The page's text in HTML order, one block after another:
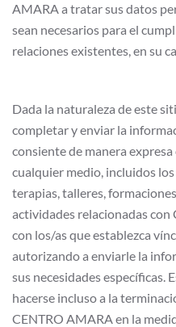
AMARA a tratar sus datos
sean necesarios para el
relaciones existentes, en su
Dada la naturaleza de este
completar y enviar la
consiente de manera
cualquier medio, incluidos
terapias, talleres,
actividades relacionadas
con los/as que establezca
autorizando a enviarle la
sus necesidades específicas.
hacerse incluso a la
CENTRO AMARA en la